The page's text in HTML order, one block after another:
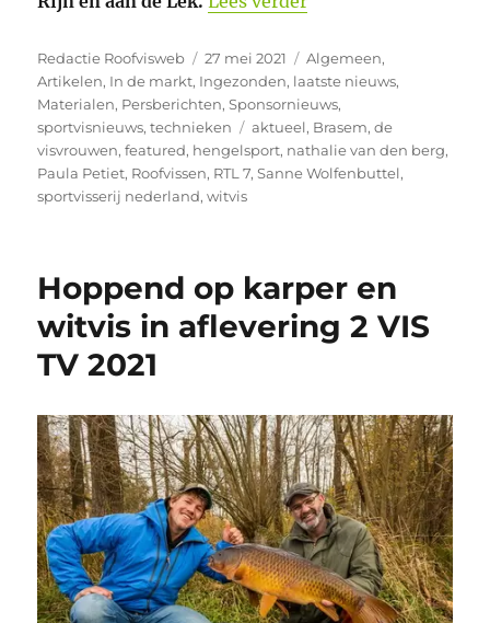
Auteur
Redactie Roofvisweb
Geplaatst
op
27 mei 2021 Categorieën
Algemeen,
Artikelen, In de markt, Ingezonden, laatste nieuws,
Materialen, Persberichten,Sponsornieuws,
sportvisnieuws,technieken Tags
aktueel, Brasem,de
visvrouwen,featured, hengelsport, nathalie van den berg,
Paula Petiet, Roofvissen, RTL 7,Sanne Wolfenbuttel,
sportvisserij nederland,witvis
Hoppend op karper en
witvis in aflevering 2 VIS
TV 2021